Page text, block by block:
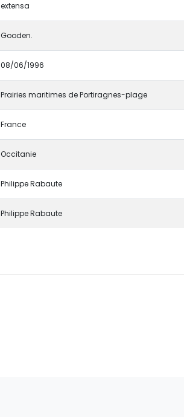
extensa
Gooden.
08/06/1996
Prairies maritimes de Portiragnes-plage
France
Occitanie
Philippe Rabaute
Philippe Rabaute